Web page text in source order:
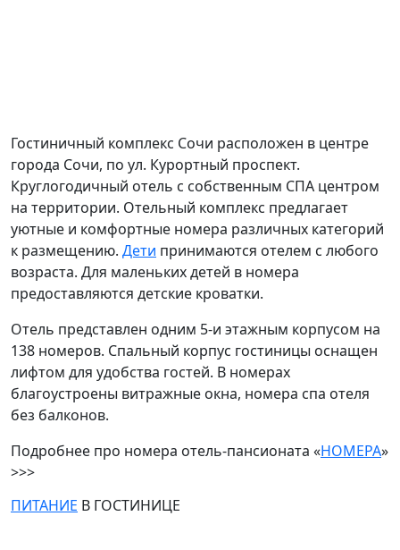
Гостиничный комплекс Сочи расположен в центре
города Сочи, по ул. Курортный проспект.
Круглогодичный отель с собственным СПА центром
на территории. Отельный комплекс предлагает
уютные и комфортные номера различных категорий
к размещению. Дети принимаются отелем с любого
возраста. Для маленьких детей в номера
предоставляются детские кроватки.
Отель представлен одним 5-и этажным корпусом на
138 номеров. Спальный корпус гостиницы оснащен
лифтом для удобства гостей. В номерах
благоустроены витражные окна, номера спа отеля
без балконов.
Подробнее про номера отель-пансионата «НОМЕРА»
>>>
ПИТАНИЕ В ГОСТИНИЦЕ